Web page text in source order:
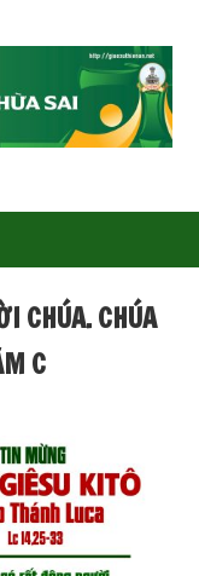
CHÚA. CHÚA
C